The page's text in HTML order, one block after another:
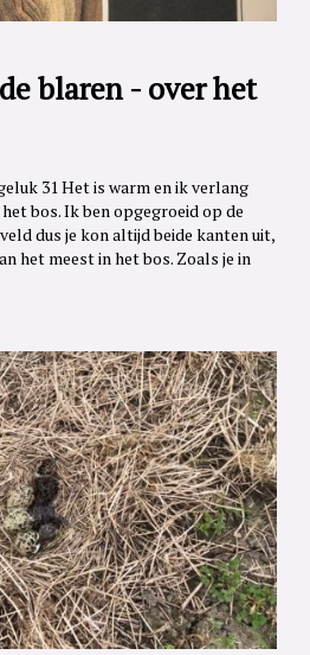
blaren - over het
31 Het is warm en ik verlang
bos. Ik ben opgegroeid op de
dus je kon altijd beide kanten uit,
het meest in het bos. Zoals je in